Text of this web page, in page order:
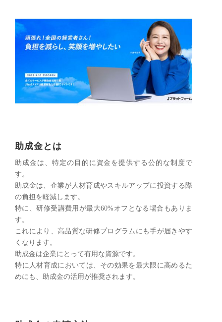
助成金とは
助成金は、特定の目的に資金を提供する公的な制度で
す。
助成金は、企業が人材育成やスキルアップに投資する際
の負担を軽減します。
特に、研修受講費用が最大60%オフとなる場合もありま
す。
これにより、高品質な研修プログラムにも手が届きやす
くなります。
助成金は企業にとって有用な資源です。
​特に人材育成においては、その効果を最大限に高めるた
めにも、助成金の活用が推奨されます。